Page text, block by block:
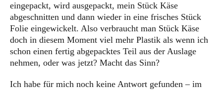
eingepackt, wird ausgepackt, mein Stück Käse
abgeschnitten und dann wieder in eine frisches Stück
Folie eingewickelt. Also verbraucht man Stück Käse
doch in diesem Moment viel mehr Plastik als wenn ich
schon einen fertig abgepacktes Teil aus der Auslage
nehmen, oder was jetzt? Macht das Sinn?
Ich habe für mich noch keine Antwort gefunden – im